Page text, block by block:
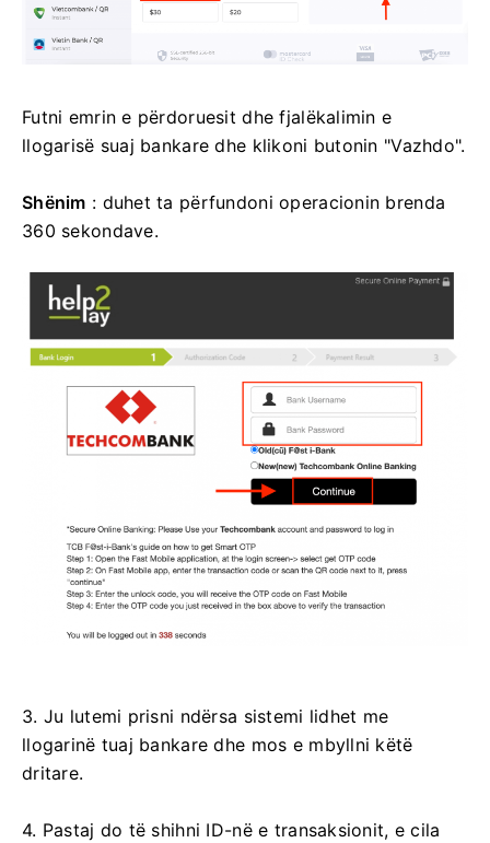
Futni emrin e përdoruesit dhe fjalëkalimin e
llogarisë suaj bankare dhe klikoni butonin "Vazhdo".
Shënim : duhet ta përfundoni operacionin brenda
360 sekondave.
3. Ju lutemi prisni ndërsa sistemi lidhet me
llogarinë tuaj bankare dhe mos e mbyllni këtë
dritare.
4. Pastaj do të shihni ID-në e transaksionit, e cila